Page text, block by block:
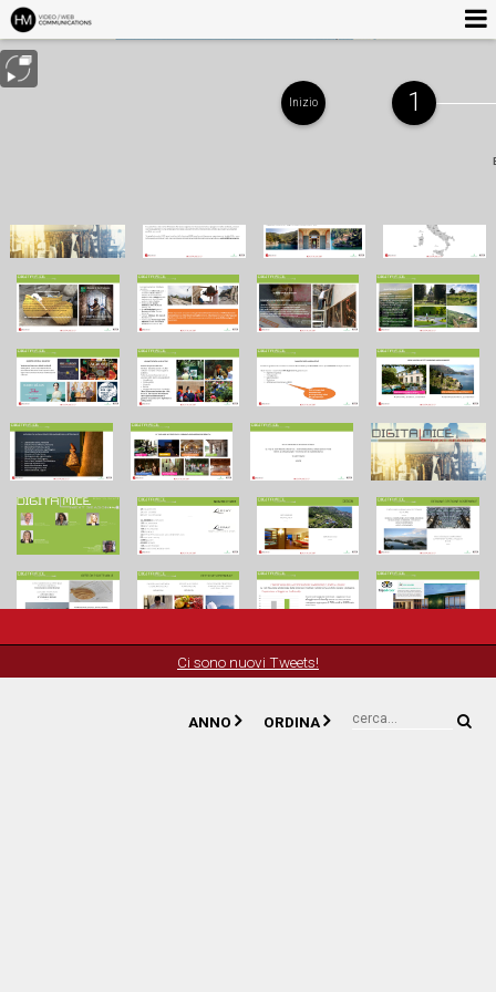
Inizio 1
SOSTENIBILITA' & INNOVAZIONE - Sessione
pomeridiana
13 settembre 2017
DOWNLOAD
CONDIVIDI
PUNTO ATTUALE
  
 
Ci sono nuovi Tweets!

ORDINA
ANNO